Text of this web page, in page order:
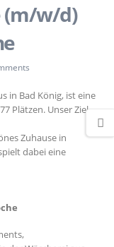
(m/w/d)
in Bad König, ist eine
Plätzen. Unser Ziel
Zuhause in
dabei eine